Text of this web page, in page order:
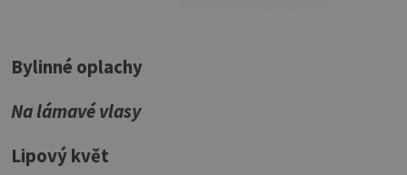
Bylinné oplachy
Na lámavé vlasy
Lipový květ